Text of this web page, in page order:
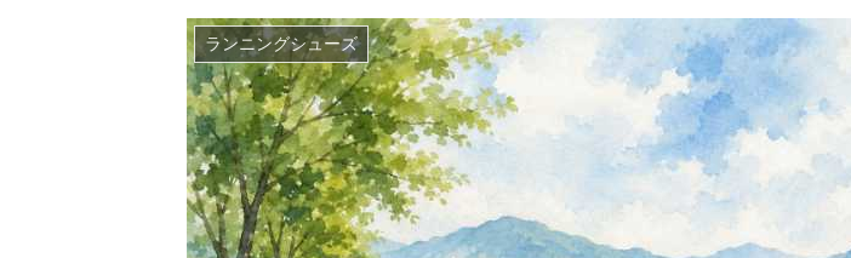
ランニングシューズ